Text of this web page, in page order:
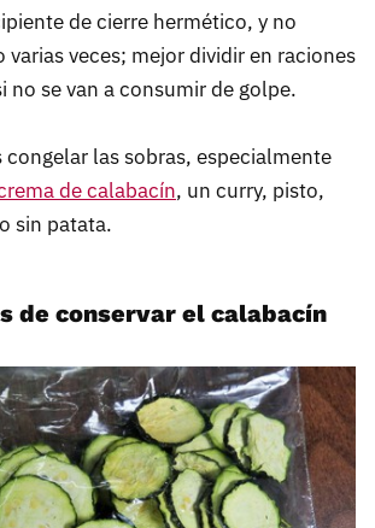
de cierre hermético, y no
varias veces; mejor dividir en raciones
no se van a consumir de golpe.
congelar las sobras, especialmente
de calabacín, un curry, pisto,
sin patata.
de conservar el calabacín